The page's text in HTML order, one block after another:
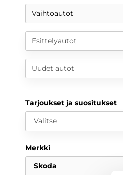
Vaihtoautot
Esittelyautot
Uudet autot
Tarjoukset ja suositukset
Valitse
Merkki
Skoda